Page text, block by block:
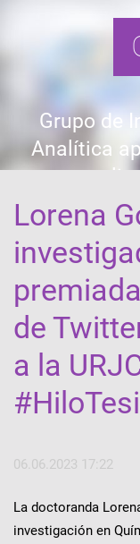
Grupo de
Analítica
Lorena
de
a la
06.06.2023 17:22
La doctoranda
investigación en